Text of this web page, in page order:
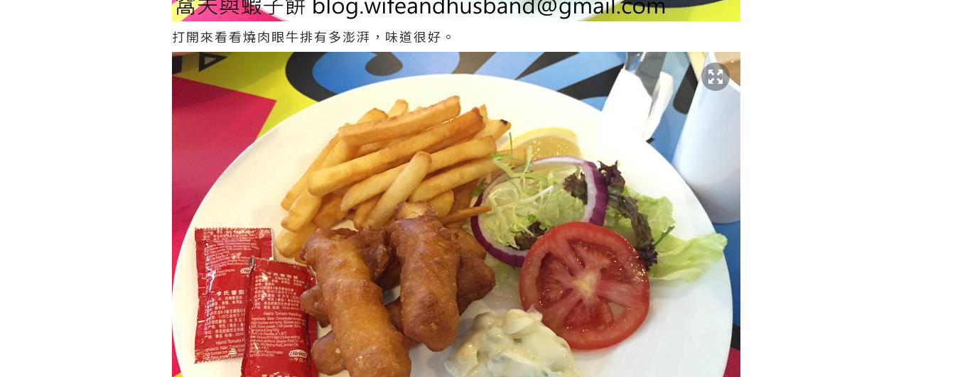
打開來看看燒肉眼牛排有多澎湃，味道很好。